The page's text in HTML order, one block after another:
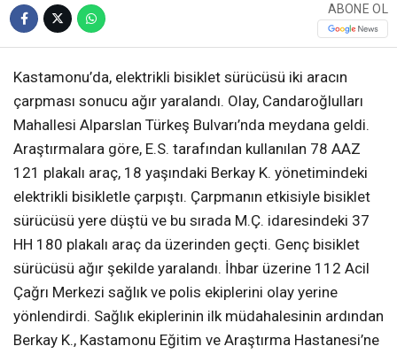
ABONE OL
Kastamonu’da, elektrikli bisiklet sürücüsü iki aracın
çarpması sonucu ağır yaralandı. Olay, Candaroğlulları
Mahallesi Alparslan Türkeş Bulvarı’nda meydana geldi.
Araştırmalara göre, E.S. tarafından kullanılan 78 AAZ
121 plakalı araç, 18 yaşındaki Berkay K. yönetimindeki
elektrikli bisikletle çarpıştı. Çarpmanın etkisiyle bisiklet
sürücüsü yere düştü ve bu sırada M.Ç. idaresindeki 37
HH 180 plakalı araç da üzerinden geçti. Genç bisiklet
sürücüsü ağır şekilde yaralandı. İhbar üzerine 112 Acil
Çağrı Merkezi sağlık ve polis ekiplerini olay yerine
yönlendirdi. Sağlık ekiplerinin ilk müdahalesinin ardından
Berkay K., Kastamonu Eğitim ve Araştırma Hastanesi’ne